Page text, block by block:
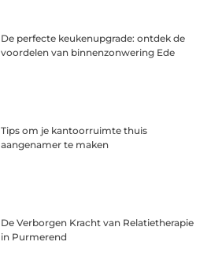
De perfecte keukenupgrade: ontdek de
voordelen van binnenzonwering Ede
Tips om je kantoorruimte thuis
aangenamer te maken
De Verborgen Kracht van Relatietherapie
in Purmerend